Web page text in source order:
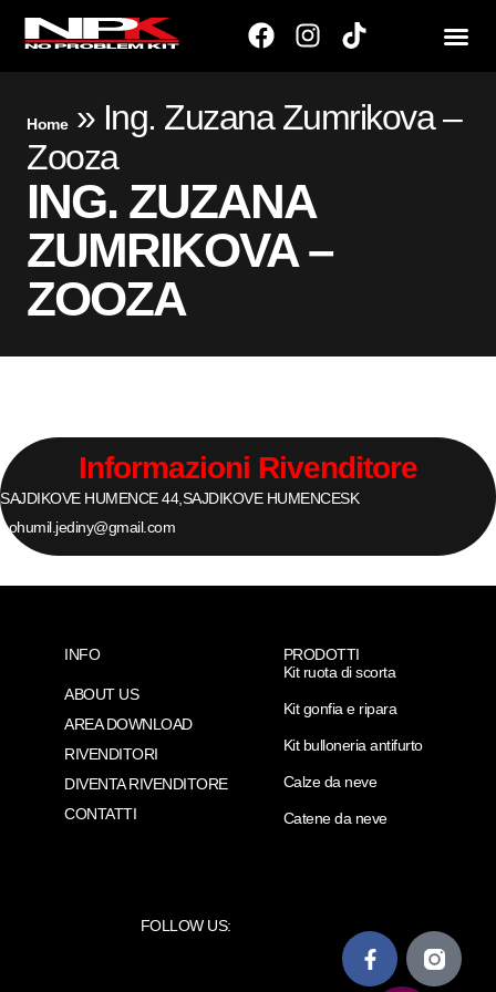
Home» Ing. Zuzana Zumrikova –
Zooza
ING. ZUZANA
ZUMRIKOVA –
ZOOZA
Informazioni Rivenditore
SAJDIKOVE HUMENCE 44,SAJDIKOVE HUMENCESK
bohumil.jediny@gmail.com
INFO
ABOUT US
AREA DOWNLOAD
RIVENDITORI
DIVENTA RIVENDITORE
CONTATTI
PRODOTTI
Kit ruota di scorta
Kit gonfia e ripara
Kit bulloneria antifurto
Calze da neve
Catene da neve
FOLLOW US: